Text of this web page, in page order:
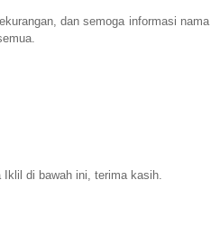
dan semoga informasi nama
Iklil di bawah ini, terima kasih.